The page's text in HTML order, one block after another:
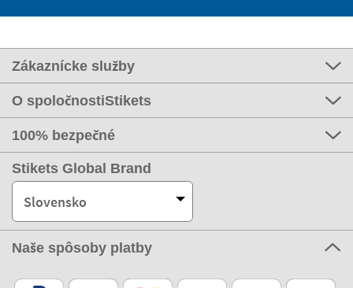
Zákaznícke služby
O spoločnostiStikets
100% bezpečné
Stikets Global Brand
Slovensko
Naše spôsoby platby